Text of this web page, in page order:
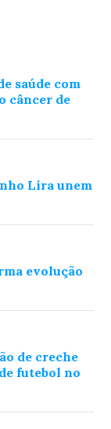
saúde com
câncer de
Lira unem
evolução
de creche
futebol no